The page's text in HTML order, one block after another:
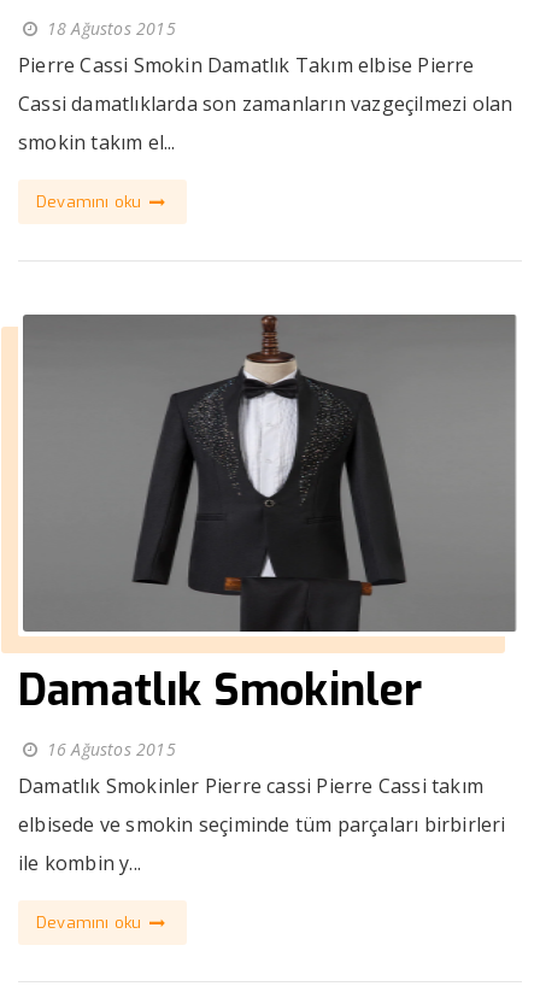
18 Ağustos 2015
Pierre Cassi Smokin Damatlık Takım elbise Pierre
Cassi damatlıklarda son zamanların vazgeçilmezi olan
smokin takım el...
Devamını oku
Damatlık Smokinler
16 Ağustos 2015
Damatlık Smokinler Pierre cassi Pierre Cassi takım
elbisede ve smokin seçiminde tüm parçaları birbirleri
ile kombin y...
Devamını oku